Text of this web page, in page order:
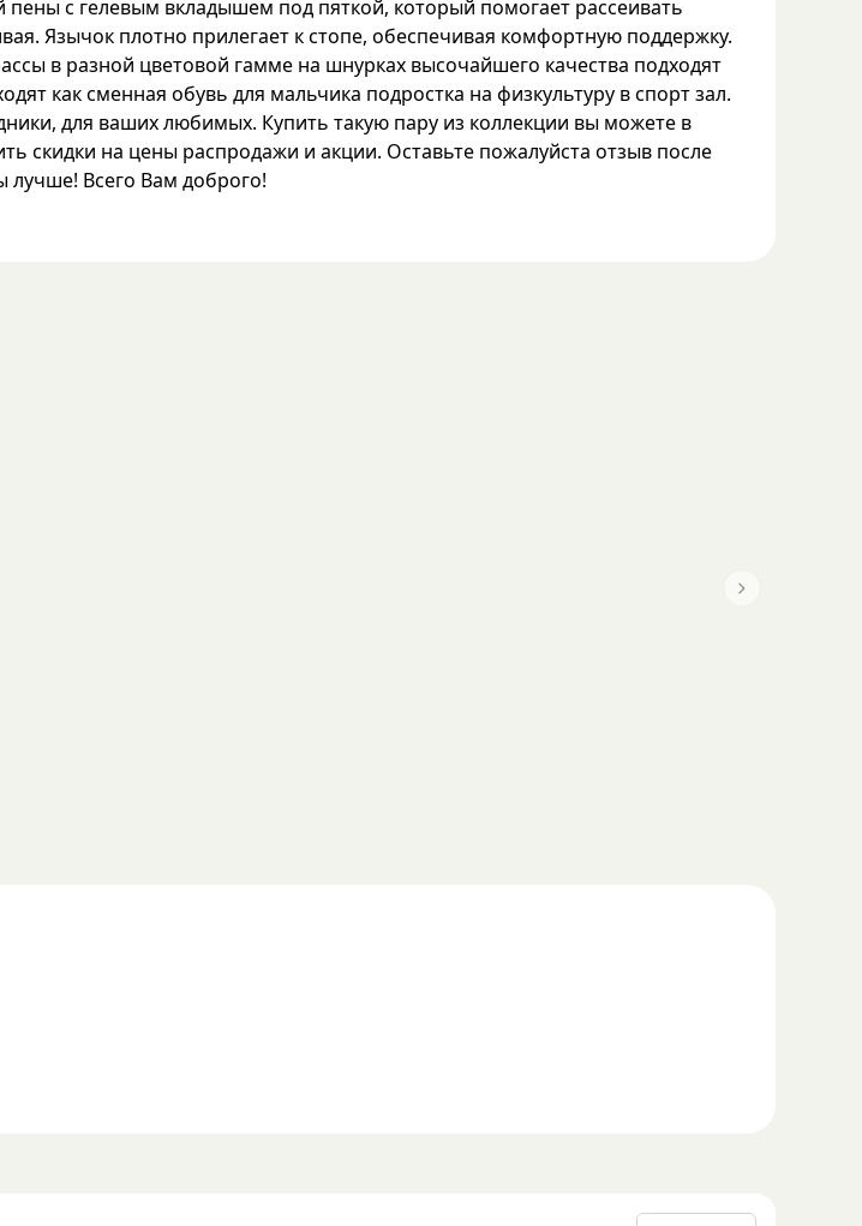
с гелевым вкладышем под пяткой, который помогает рассеивать
Язычок плотно прилегает к стопе, обеспечивая комфортную поддержку.
в разной цветовой гамме на шнурках высочайшего качества подходят
как сменная обувь для мальчика подростка на физкультуру в спорт зал.
для ваших любимых. Купить такую пару из коллекции вы можете в
скидки на цены распродажи и акции. Оставьте пожалуйста отзыв после
лучше! Всего Вам доброго!
Next slide